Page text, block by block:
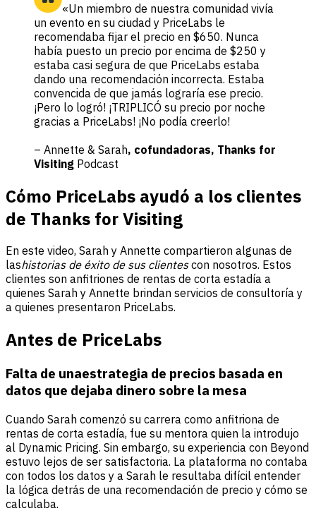
«Un miembro de nuestra comunidad vivía
un evento en su ciudad y PriceLabs le
recomendaba fijar el precio en $650. Nunca
había puesto un precio por encima de $250 y
estaba casi segura de que PriceLabs estaba
dando una recomendación incorrecta. Estaba
convencida de que jamás lograría ese precio.
¡Pero lo logró! ¡TRIPLICÓ su precio por noche
gracias a PriceLabs! ¡No podía creerlo!
– Annette & Sarah, cofundadoras, Thanks for
Visiting Podcast
Cómo PriceLabs ayudó a los clientes
de Thanks for Visiting
En este video, Sarah y Annette compartieron algunas de
lashistorias de éxito de sus clientescon nosotros. Estos
clientes son anfitriones de rentas de corta estadía a
quienes Sarah y Annette brindan servicios de consultoría y
a quienes presentaron PriceLabs.
Antes de PriceLabs
Falta de unaestrategia de precios basada en
datos que dejaba dinero sobre la mesa
Cuando Sarah comenzó su carrera como anfitriona de
rentas de corta estadía, fue su mentora quien la introdujo
al Dynamic Pricing. Sin embargo, su experiencia con Beyond
estuvo lejos de ser satisfactoria. La plataforma no contaba
con todos los datos y a Sarah le resultaba difícil entender
la lógica detrás de una recomendación de precio y cómo se
calculaba.